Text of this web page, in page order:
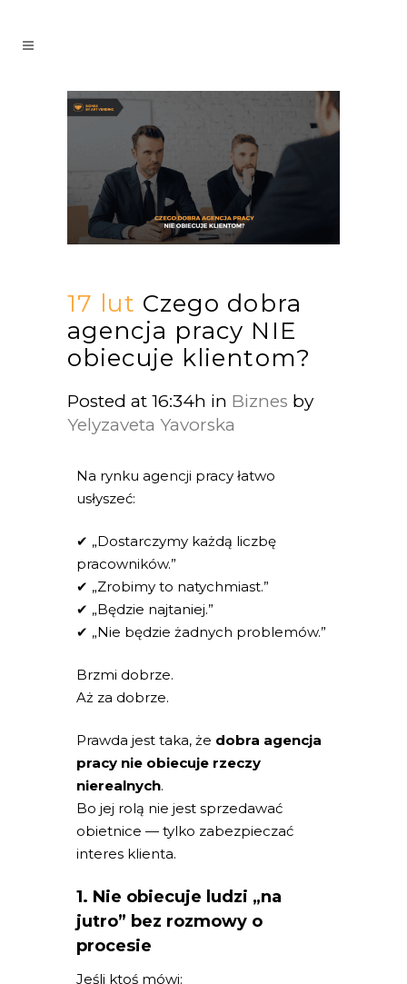
17 lut Czego dobra
agencja pracy NIE
obiecuje klientom?
Posted at 16:34h in Biznes by
Yelyzaveta Yavorska
Na rynku agencji pracy łatwo
usłyszeć:
✔ „Dostarczymy każdą liczbę
pracowników.”
✔ „Zrobimy to natychmiast.”
✔ „Będzie najtaniej.”
✔ „Nie będzie żadnych problemów.”
Brzmi dobrze.
Aż za dobrze.
Prawda jest taka, że dobra agencja
pracy nie obiecuje rzeczy
nierealnych.
Bo jej rolą nie jest sprzedawać
obietnice — tylko zabezpieczać
interes klienta.
1. Nie obiecuje ludzi „na
jutro” bez rozmowy o
procesie
Jeśli ktoś mówi: